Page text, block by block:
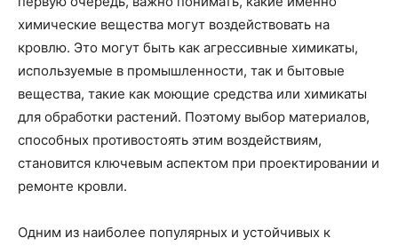
химические вещества могут воздействовать на
кровлю. Это могут быть как агрессивные химикаты,
используемые в промышленности, так и бытовые
вещества, такие как моющие средства или химикаты
для обработки растений. Поэтому выбор материалов,
способных противостоять этим воздействиям,
становится ключевым аспектом при проектировании и
ремонте кровли.
Одним из наиболее популярных и устойчивых к